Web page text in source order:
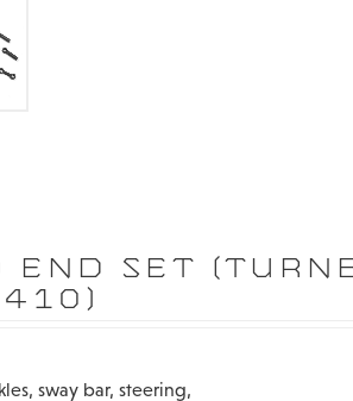
SET
sway bar, steering,